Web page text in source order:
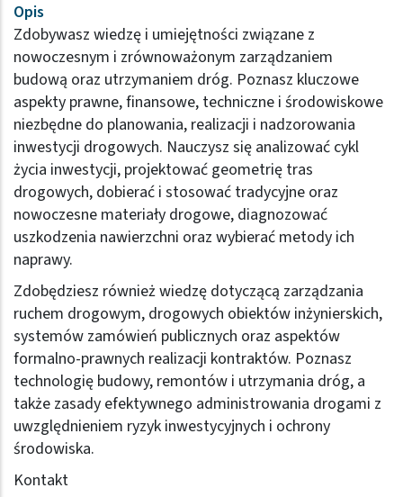
Opis
Zdobywasz wiedzę i umiejętności związane z
nowoczesnym i zrównoważonym zarządzaniem
budową oraz utrzymaniem dróg. Poznasz kluczowe
aspekty prawne, finansowe, techniczne i środowiskowe
niezbędne do planowania, realizacji i nadzorowania
inwestycji drogowych. Nauczysz się analizować cykl
życia inwestycji, projektować geometrię tras
drogowych, dobierać i stosować tradycyjne oraz
nowoczesne materiały drogowe, diagnozować
uszkodzenia nawierzchni oraz wybierać metody ich
naprawy.
Zdobędziesz również wiedzę dotyczącą zarządzania
ruchem drogowym, drogowych obiektów inżynierskich,
systemów zamówień publicznych oraz aspektów
formalno-prawnych realizacji kontraktów. Poznasz
technologię budowy, remontów i utrzymania dróg, a
także zasady efektywnego administrowania drogami z
uwzględnieniem ryzyk inwestycyjnych i ochrony
środowiska.
Kontakt